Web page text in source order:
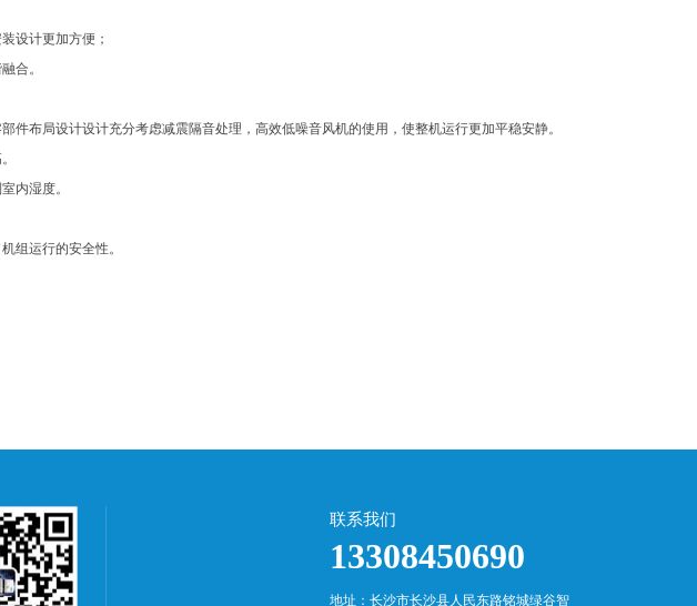
设计更加方便；
合。
件布局设计设计充分考虑减震隔音处理，高效低噪音风机的使用，使整机运行更加平稳安静。
内湿度。
组运行的安全性。
联系我们
13308450690
地址：长沙市长沙县人民东路铭城绿谷智